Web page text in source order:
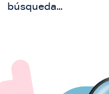
búsqueda...